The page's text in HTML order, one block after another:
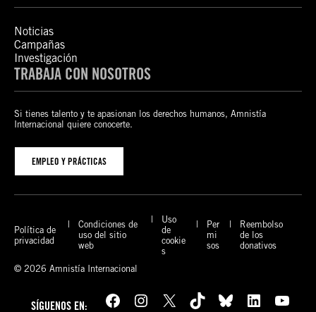
Noticias
Campañas
Investigación
TRABAJA CON NOSOTROS
Si tienes talento y te apasionan los derechos humanos, Amnistía
Internacional quiere conocerte.
EMPLEO Y PRÁCTICAS
Política de
privacidad
Condiciones de
uso del sitio
web
Uso
de
cookie
s
Per
mi
sos
Reembolso
de los
donativos
© 2026 Amnistía Internacional
SÍGUENOS EN: Facebook Instagram X TikTok Bluesky LinkedIn YouTube